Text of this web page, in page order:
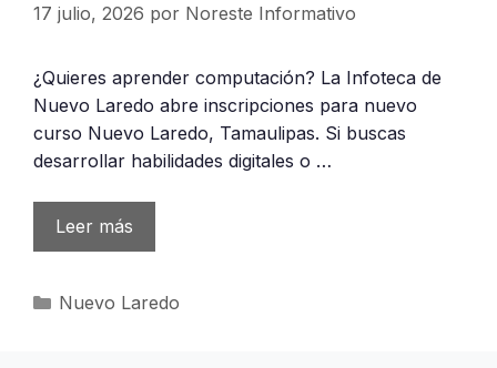
17 julio, 2026 por Noreste Informativo
¿Quieres aprender computación? La Infoteca de
Nuevo Laredo abre inscripciones para nuevo
curso Nuevo Laredo, Tamaulipas. Si buscas
desarrollar habilidades digitales o …
Leer más
Categorías
Nuevo Laredo